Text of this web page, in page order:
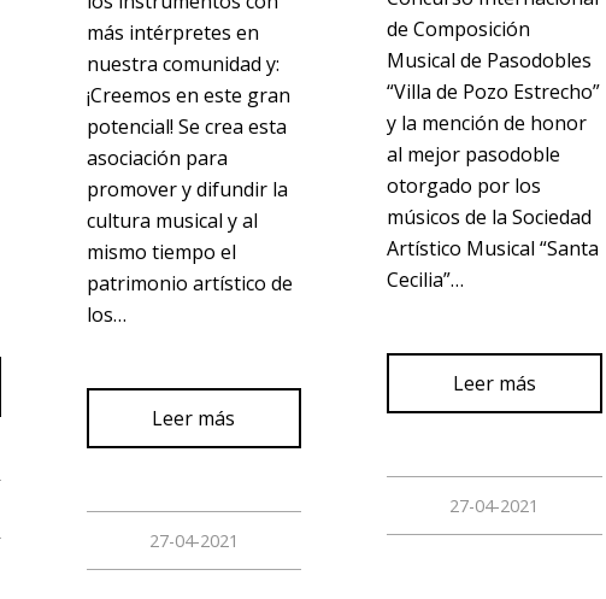
más intérpretes en
nuestra comunidad y:
¡Creemos en este gran
potencial! Se crea esta
asociación para
promover y difundir la
cultura musical y al
mismo tiempo el
patrimonio artístico de
los…
Leer más
27-04-2021
de Composición
Musical de Pasodobles
“Villa de Pozo Estrecho”
y la mención de honor
al mejor pasodoble
otorgado por los
músicos de la Sociedad
Artístico Musical “Santa
Cecilia”…
Leer más
27-04-2021